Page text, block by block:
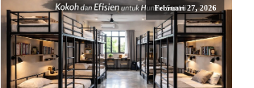
Februari 27, 2026